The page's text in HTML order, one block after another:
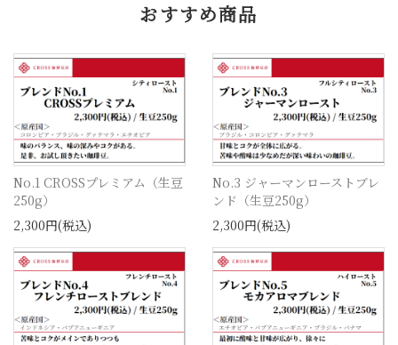
おすすめ商品
No.1 CROSSプレミアム（生豆
250g）
2,300円(税込)
No.3 ジャーマンローストブレ
ンド（生豆250g）
2,300円(税込)